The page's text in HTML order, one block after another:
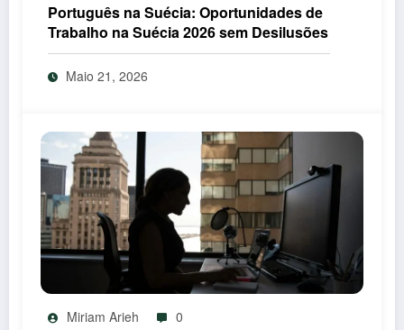
Português na Suécia: Oportunidades de
Trabalho na Suécia 2026 sem Desilusões
Maio 21, 2026
Miriam Arieh 0